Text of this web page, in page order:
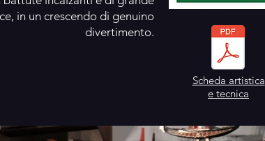
in un crescendo di genuino
divertimento.
Scheda artistica
e tecnica